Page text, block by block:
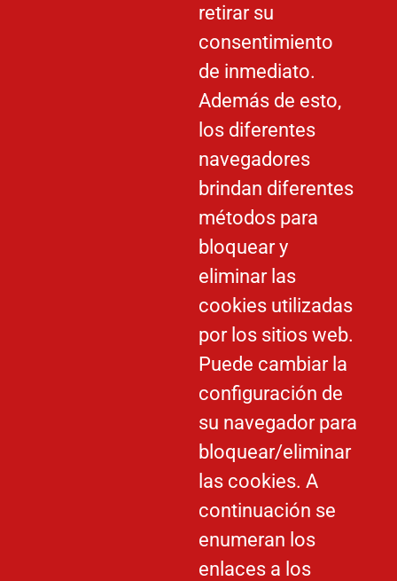
retirar su
consentimiento
de inmediato.
Además de esto,
los diferentes
navegadores
brindan diferentes
métodos para
bloquear y
eliminar las
cookies utilizadas
por los sitios web.
Puede cambiar la
configuración de
su navegador para
bloquear/eliminar
las cookies. A
continuación se
enumeran los
enlaces a los